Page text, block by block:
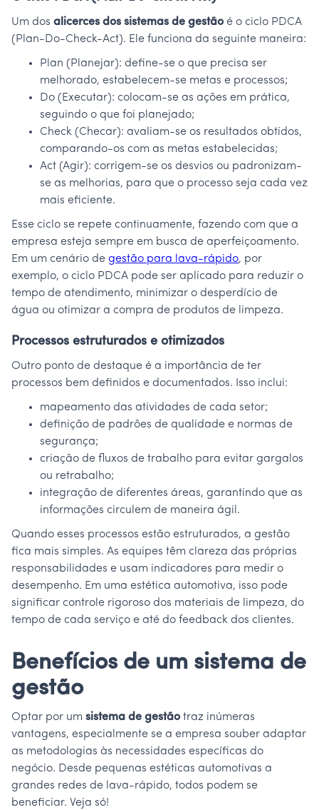
Um dos alicerces dos sistemas de gestão é o ciclo PDCA
(Plan-Do-Check-Act). Ele funciona da seguinte maneira:
Plan (Planejar): define-se o que precisa ser
melhorado, estabelecem-se metas e processos;
Do (Executar): colocam-se as ações em prática,
seguindo o que foi planejado;
Check (Checar): avaliam-se os resultados obtidos,
comparando-os com as metas estabelecidas;
Act (Agir): corrigem-se os desvios ou padronizam-
se as melhorias, para que o processo seja cada vez
mais eficiente.
Esse ciclo se repete continuamente, fazendo com que a
empresa esteja sempre em busca de aperfeiçoamento.
Em um cenário de gestão para lava-rápido, por
exemplo, o ciclo PDCA pode ser aplicado para reduzir o
tempo de atendimento, minimizar o desperdício de
água ou otimizar a compra de produtos de limpeza.
Processos estruturados e otimizados
Outro ponto de destaque é a importância de ter
processos bem definidos e documentados. Isso inclui:
mapeamento das atividades de cada setor;
definição de padrões de qualidade e normas de
segurança;
criação de fluxos de trabalho para evitar gargalos
ou retrabalho;
integração de diferentes áreas, garantindo que as
informações circulem de maneira ágil.
Quando esses processos estão estruturados, a gestão
fica mais simples. As equipes têm clareza das próprias
responsabilidades e usam indicadores para medir o
desempenho. Em uma estética automotiva, isso pode
significar controle rigoroso dos materiais de limpeza, do
tempo de cada serviço e até do feedback dos clientes.
Benefícios de um sistema de
gestão
Optar por um sistema de gestão traz inúmeras
vantagens, especialmente se a empresa souber adaptar
as metodologias às necessidades específicas do
negócio. Desde pequenas estéticas automotivas a
grandes redes de lava-rápido, todos podem se
beneficiar. Veja só!